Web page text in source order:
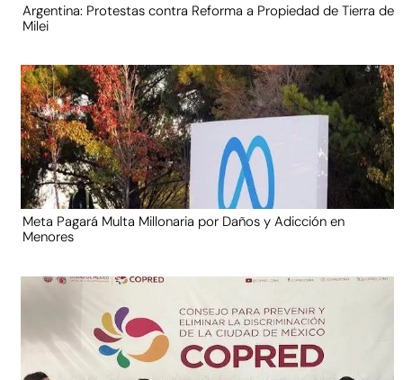
Argentina: Protestas contra Reforma a Propiedad de Tierra de
Milei
Meta Pagará Multa Millonaria por Daños y Adicción en
Menores